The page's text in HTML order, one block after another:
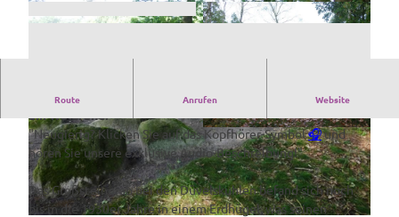
© Tourismusverband Osnabrücker Land e.V. |
CC-BY-SA
Route Anrufen Website
Beide Grabanlagen liegen nur 250 m voneinander entfernt
am Waldrand.
"Neugierig? Klicken Sie auf das Kopfhörer-Symbol🎧und
hören Sie unsere exklusive Audio-Beschreibung!"
Das Großsteingrab bei den Düvelskuhlen befand sich noch
bis in die 1930er Jahre in einem Erdhügel, was seinen